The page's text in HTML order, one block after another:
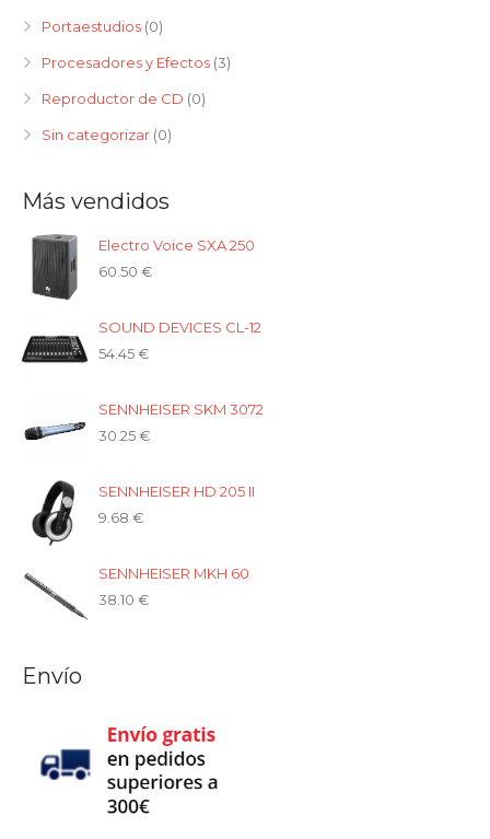
Portaestudios (0)
Procesadores y Efectos (3)
Reproductor de CD (0)
Sin categorizar (0)
Más vendidos
Electro Voice SXA 250
60.50 €
SOUND DEVICES CL-12
54.45€
SENNHEISER SKM 3072
30.25€
SENNHEISER HD 205 II
9.68 €
SENNHEISER MKH 60
38.10 €
Envío